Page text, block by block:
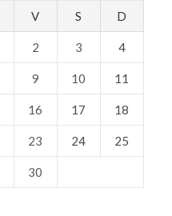
V S D
2 3 4
9 10 11
16 17 18
23 24 25
30